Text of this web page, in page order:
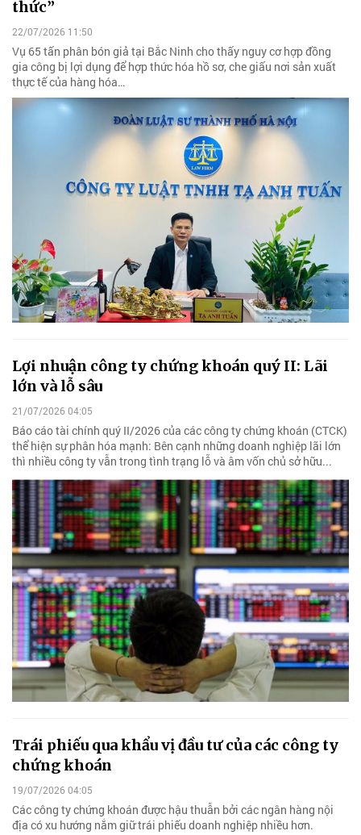
thức”
22/07/2026 11:50
Vụ 65 tấn phân bón giả tại Bắc Ninh cho thấy nguy cơ hợp đồng
gia công bị lợi dụng để hợp thức hóa hồ sơ, che giấu nơi sản xuất
thực tế của hàng hóa…
Lợi nhuận công ty chứng khoán quý II: Lãi
lớn và lỗ sâu
21/07/2026 04:05
Báo cáo tài chính quý II/2026 của các công ty chứng khoán (CTCK)
thể hiện sự phân hóa mạnh: Bên cạnh những doanh nghiệp lãi lớn
thì nhiều công ty vẫn trong tình trạng lỗ và âm vốn chủ sở hữu...
Trái phiếu qua khẩu vị đầu tư của các công ty
chứng khoán
19/07/2026 04:05
Các công ty chứng khoán được hậu thuẫn bởi các ngân hàng nội
địa có xu hướng nắm giữ trái phiếu doanh nghiệp nhiều hơn.